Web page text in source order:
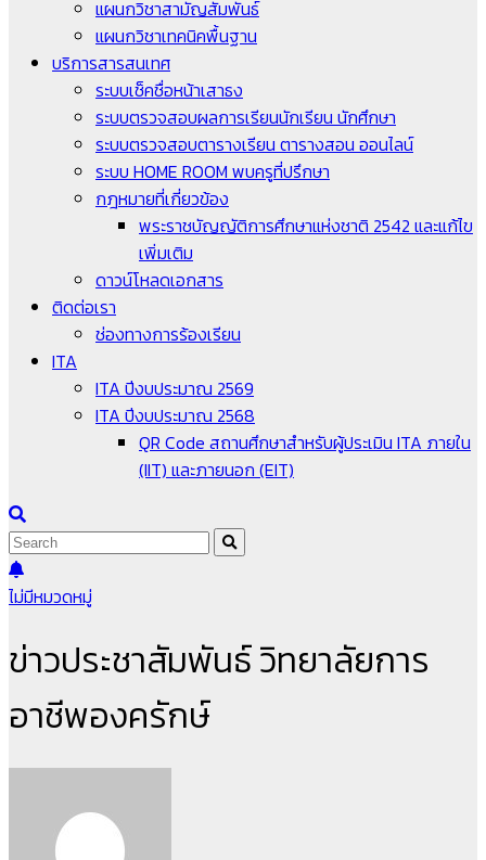
แผนกวิชาสามัญสัมพันธ์
แผนกวิชาเทคนิคพื้นฐาน
บริการสารสนเทศ
ระบบเช็คชื่อหน้าเสาธง
ระบบตรวจสอบผลการเรียนนักเรียน นักศึกษา
ระบบตรวจสอบตารางเรียน ตารางสอน ออนไลน์
ระบบ HOME ROOM พบครูที่ปรึกษา
กฎหมายที่เกี่ยวข้อง
พระราชบัญญัติการศึกษาแห่งชาติ 2542 และแก้ไข
เพิ่มเติม
ดาวน์โหลดเอกสาร
ติดต่อเรา
ช่องทางการร้องเรียน
ITA
ITA ปีงบประมาณ 2569
ITA ปีงบประมาณ 2568
QR Code สถานศึกษาสำหรับผู้ประเมิน ITA ภายใน
(IIT) และภายนอก (EIT)
ไม่มีหมวดหมู่
ข่าวประชาสัมพันธ์ วิทยาลัยการ
อาชีพองครักษ์